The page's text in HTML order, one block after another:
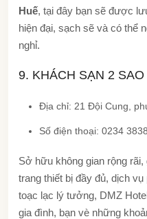
Huế, tại đây bạn sẽ được
hiện đại, sạch sẽ và có thể
nghỉ.
9. KHÁCH SẠN 2
Địa chỉ: 21 Đội Cung,
Số điện thoại: 0234
Sở hữu không gian rộng
trang thiết bị đầy đủ, dịch
toạc lạc lý tưởng, DMZ
gia đình, bạn vè những